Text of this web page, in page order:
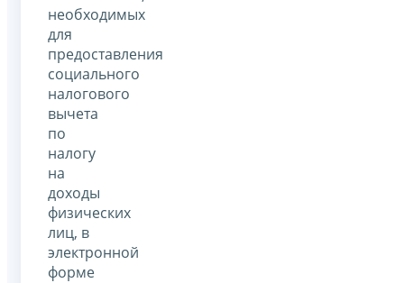
необходимых
для
предоставления
социального
налогового
вычета
по
налогу
на
доходы
физических
лиц, в
электронной
форме